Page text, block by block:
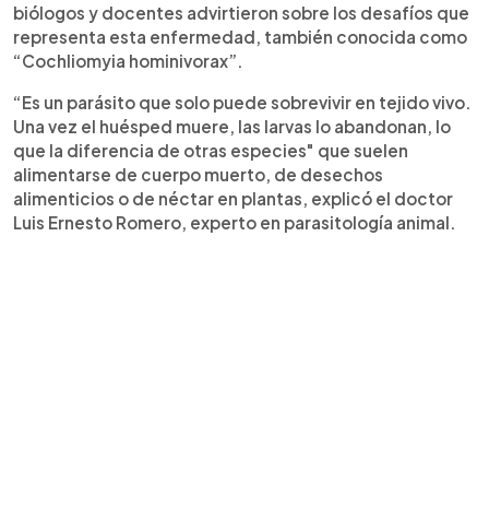
biólogos y docentes advirtieron sobre los desafíos que
representa esta enfermedad, también conocida como
“Cochliomyia hominivorax”.
“Es un parásito que solo puede sobrevivir en tejido vivo.
Una vez el huésped muere, las larvas lo abandonan, lo
que la diferencia de otras especies" que suelen
alimentarse de cuerpo muerto, de desechos
alimenticios o de néctar en plantas, explicó el doctor
Luis Ernesto Romero, experto en parasitología animal.